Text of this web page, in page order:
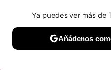
BELLEZA SHOPPING
Ya puedes ver más de
Añádenos